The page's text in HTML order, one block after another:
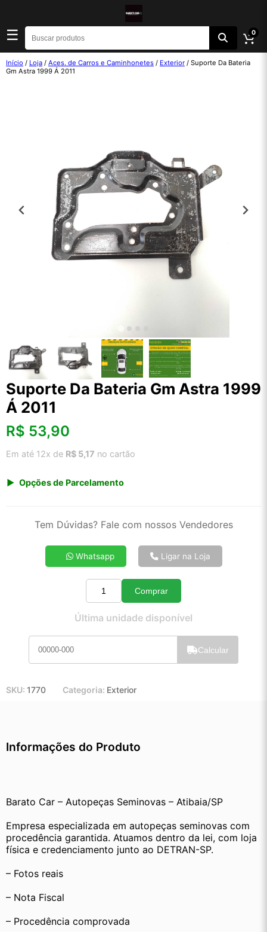
☰ 0
Início / Loja / Aces. de Carros e Caminhonetes / Exterior / Suporte Da Bateria
Gm Astra 1999 Á 2011
Suporte Da Bateria Gm Astra 1999
Á 2011
R$ 53,90
Em até 12x de R$ 5,17 no cartão
Opções de Parcelamento
2x de R$ 28,89
4x de R$ 14,65
5x de R$ 11,80
10x de R$ 6,11
11x de R$ 5,61
Tem Dúvidas? Fale com nossos Vendedores
Whatsapp Ligar na Loja
Quantidade
Comprar
Última unidade disponível
Calcular
SKU: 1770 Categoria: Exterior
Informações do Produto
Barato Car – Autopeças Seminovas – Atibaia/SP
Empresa especializada em autopeças seminovas com
procedência garantida. Atuamos dentro da lei, com loja
física e credenciamento junto ao DETRAN-SP.
– Fotos reais
– Nota Fiscal
– Procedência comprovada